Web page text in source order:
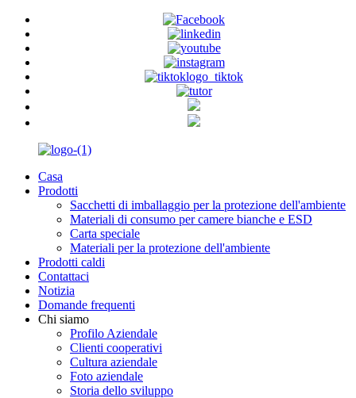
Casa
Prodotti
Sacchetti di imballaggio per la protezione dell'ambiente
Materiali di consumo per camere bianche e ESD
Carta speciale
Materiali per la protezione dell'ambiente
Prodotti caldi
Contattaci
Notizia
Domande frequenti
Chi siamo
Profilo Aziendale
Clienti cooperativi
Cultura aziendale
Foto aziendale
Storia dello sviluppo